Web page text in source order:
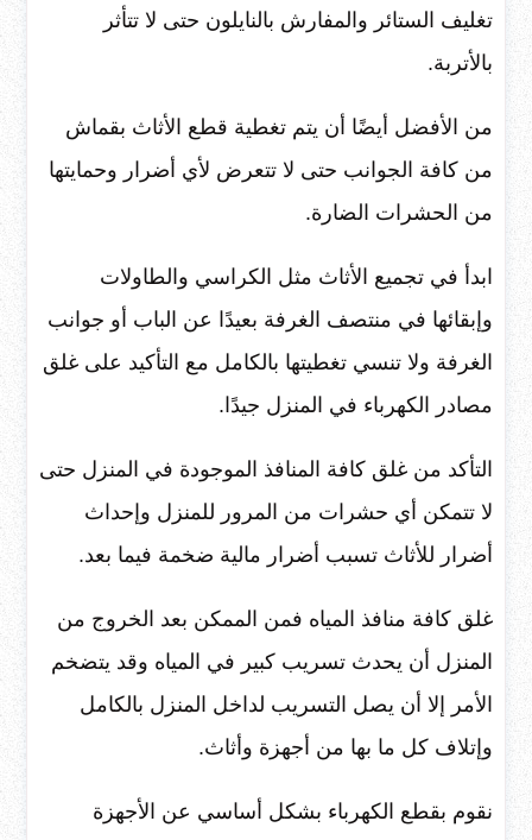
تغليف الستائر والمفارش بالنايلون حتى لا تتأثر
بالأتربة.
من الأفضل أيضًا أن يتم تغطية قطع الأثاث بقماش
من كافة الجوانب حتى لا تتعرض لأي أضرار وحمايتها
من الحشرات الضارة.
ابدأ في تجميع الأثاث مثل الكراسي والطاولات
وإبقائها في منتصف الغرفة بعيدًا عن الباب أو جوانب
الغرفة ولا تنسي تغطيتها بالكامل مع التأكيد على غلق
مصادر الكهرباء في المنزل جيدًا.
التأكد من غلق كافة المنافذ الموجودة في المنزل حتى
لا تتمكن أي حشرات من المرور للمنزل وإحداث
أضرار للأثاث تسبب أضرار مالية ضخمة فيما بعد.
غلق كافة منافذ المياه فمن الممكن بعد الخروج من
المنزل أن يحدث تسريب كبير في المياه وقد يتضخم
الأمر إلا أن يصل التسريب لداخل المنزل بالكامل
وإتلاف كل ما بها من أجهزة وأثاث.
نقوم بقطع الكهرباء بشكل أساسي عن الأجهزة